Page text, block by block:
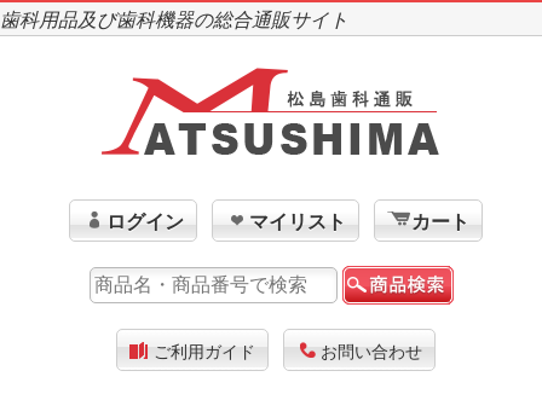
歯科用品及び歯科機器の総合通販サイト
ログイン マイリスト カート
ご利用ガイド お問い合わせ